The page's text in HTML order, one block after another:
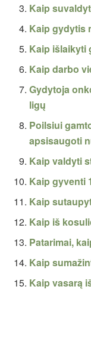
Kaip
Kaip gydytis
Kaip išlaikyti
Kaip darbo
Gydytoja
ligų
Poilsiui
apsisaugoti
Kaip valdyti
Kaip gyventi
Kaip
Kaip iš
Patarimai,
Kaip
Kaip vasarą